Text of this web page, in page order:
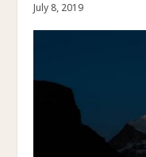
July 8, 2019